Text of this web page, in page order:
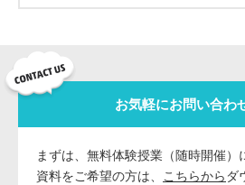
お気軽にお問い合わ
まずは、無料体験授業（随時開催）
資料をご希望の方は、 こちらから ダ